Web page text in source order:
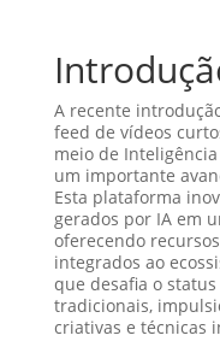
A recente
feed de vídeos
meio de
um importante
Esta plataforma
gerados por IA em
oferecendo
integrados ao
que desafia o
tradicionais,
criativas e técnicas